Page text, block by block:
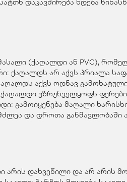
დაკავშირება ხდება
(ქაღალდი ან PVC),
ქაღალდს არ აქვს პრიალა
აქვს ოდნავ
ქაღალდი უზრუნველყოფს
გამოიყენება მაღალი
და დროთა განმავლობაში
არის დახვეწილი და არ არის